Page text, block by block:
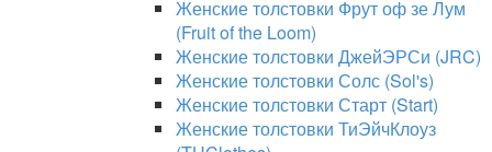
Женские толстовки Фрут оф зе Лум
(Fruit of the Loom)
Женские толстовки ДжейЭРСи (JRC)
Женские толстовки Солс (Sol's)
Женские толстовки Старт (Start)
Женские толстовки ТиЭйчКлоуз